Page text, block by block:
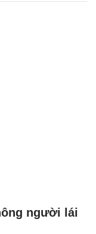
người lái